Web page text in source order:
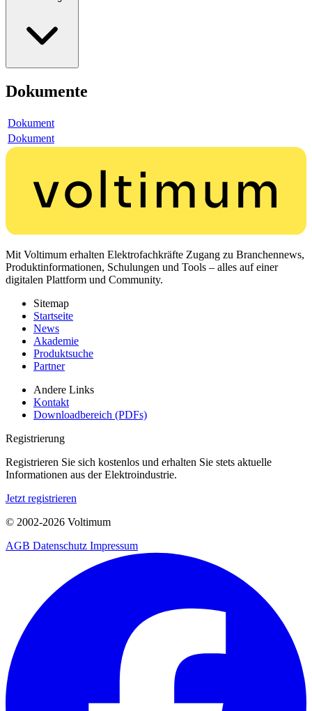
Dokumente
Dokument
Dokument
Mit Voltimum erhalten Elektrofachkräfte Zugang zu Branchennews,
Produktinformationen, Schulungen und Tools – alles auf einer
digitalen Plattform und Community.
Sitemap
Startseite
News
Akademie
Produktsuche
Partner
Andere Links
Kontakt
Downloadbereich (PDFs)
Registrierung
Registrieren Sie sich kostenlos und erhalten Sie stets aktuelle
Informationen aus der Elektroindustrie.
Jetzt registrieren
© 2002-2026 Voltimum
AGB Datenschutz Impressum